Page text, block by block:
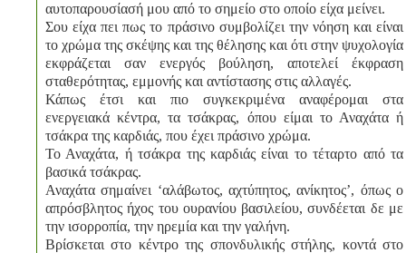
αυτοπαρουσίασή μου από το σημείο στο οποίο είχα μείνει.
Σου είχα πει πως το πράσινο συμβολίζει την νόηση και είναι
το χρώμα της σκέψης και της θέλησης και ότι στην ψυχολογία
εκφράζεται σαν ενεργός βούληση, αποτελεί έκφραση
σταθερότητας, εμμονής και αντίστασης στις αλλαγές.
Κάπως έτσι και πιο συγκεκριμένα αναφέρομαι στα
ενεργειακά κέντρα, τα τσάκρας, όπου είμαι το Αναχάτα ή
τσάκρα της καρδιάς, που έχει πράσινο χρώμα.
Το Αναχάτα, ή τσάκρα της καρδιάς είναι το τέταρτο από τα
βασικά τσάκρας.
Αναχάτα σημαίνει ‘αλάβωτος, αχτύπητος, ανίκητος’, όπως ο
απρόσβλητος ήχος του ουρανίου βασιλείου, συνδέεται δε με
την ισορροπία, την ηρεμία και την γαλήνη.
Βρίσκεται στο κέντρο της σπονδυλικής στήλης, κοντά στο